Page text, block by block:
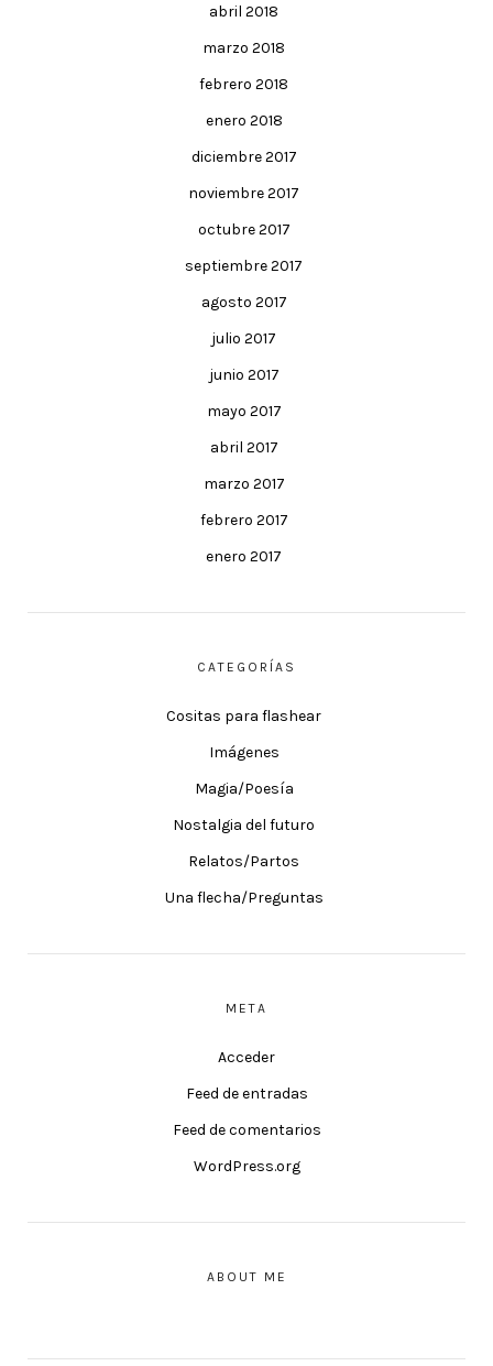
abril 2018
marzo 2018
febrero 2018
enero 2018
diciembre 2017
noviembre 2017
octubre 2017
septiembre 2017
agosto 2017
julio 2017
junio 2017
mayo 2017
abril 2017
marzo 2017
febrero 2017
enero 2017
CATEGORÍAS
Cositas para flashear
Imágenes
Magia/Poesía
Nostalgia del futuro
Relatos/Partos
Una flecha/Preguntas
META
Acceder
Feed de entradas
Feed de comentarios
WordPress.org
ABOUT ME